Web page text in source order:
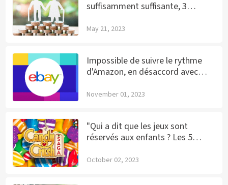
suffisamment suffisante, 3
planifier votre future retraite.
May 21, 2023
Impossible de suivre le rythme
d'Amazon, en désaccord avec
chute libre : la réalité choquante
November 01, 2023
"Qui a dit que les jeux sont
réservés aux enfants ? Les 5
qui obsèdent les Américains d'âge
October 02, 2023